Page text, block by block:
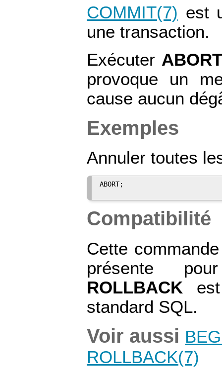
COMMIT(7) est
une transaction.
Exécuter ABORT
provoque un
cause aucun
Exemples
Annuler toutes
ABORT;
Compatibilité
Cette
présente
ROLLBACK
standard SQL.
Voir aussi
ROLLBACK(7)